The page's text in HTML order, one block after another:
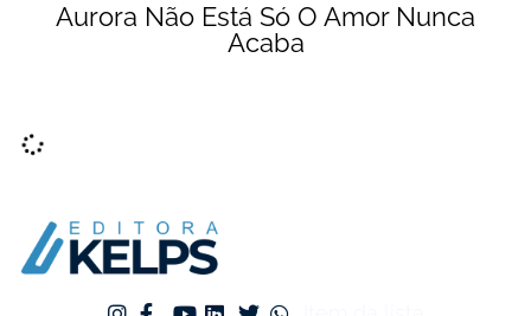
Aurora Não Está Só O Amor Nunca
Acaba